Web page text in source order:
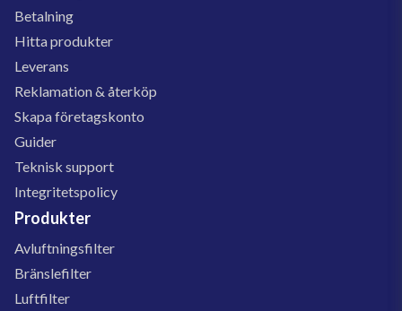
Betalning
Hitta produkter
Leverans
Reklamation & återköp
Skapa företagskonto
Guider
Teknisk support
Integritetspolicy
Produkter
Avluftningsfilter
Bränslefilter
Luftfilter